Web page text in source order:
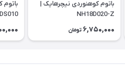
باتوم کوهنوردی نیچرهایک |
NH18D020-Z
6,750,000 تومان